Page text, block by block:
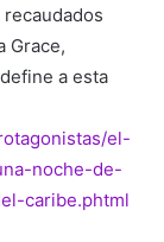
Grace,
a esta
el-
noche-de-
caribe.phtml